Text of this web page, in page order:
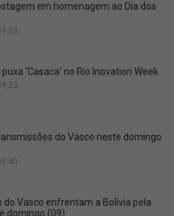
em homenagem ao Dia dos
'Casaca' no Rio Inovation Week
do Vasco neste domingo
do Vasco enfrentam a Bolívia pela
domingo (09)